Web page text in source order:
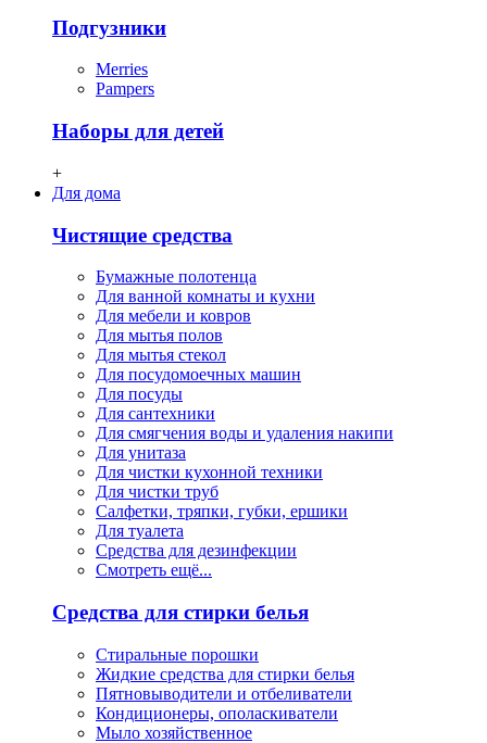
Подгузники
Merries
Pampers
Наборы для детей
+
Для дома
Чистящие средства
Бумажные полотенца
Для ванной комнаты и кухни
Для мебели и ковров
Для мытья полов
Для мытья стекол
Для посудомоечных машин
Для посуды
Для сантехники
Для смягчения воды и удаления накипи
Для унитаза
Для чистки кухонной техники
Для чистки труб
Салфетки, тряпки, губки, ершики
Для туалета
Средства для дезинфекции
Смотреть ещё...
Средства для стирки белья
Стиральные порошки
Жидкие средства для стирки белья
Пятновыводители и отбеливатели
Кондиционеры, ополаскиватели
Мыло хозяйственное